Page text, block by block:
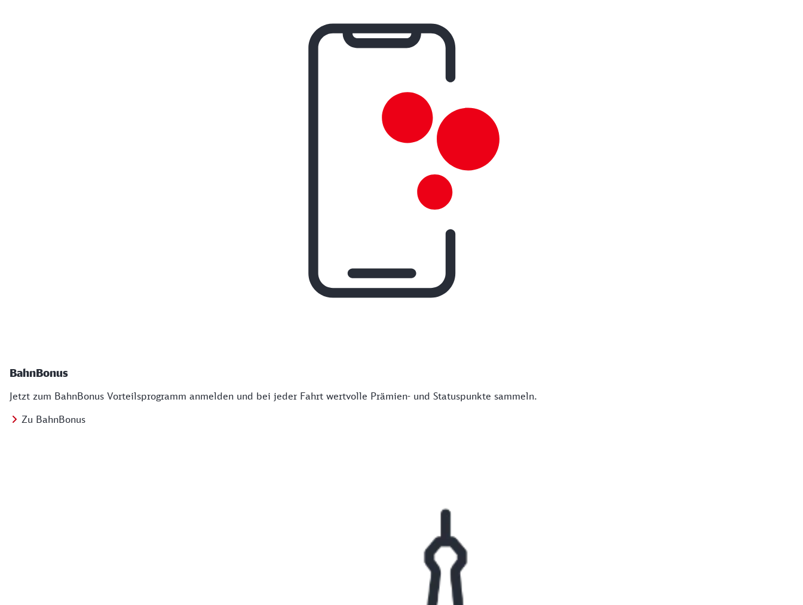
BahnBonus
Jetzt zum BahnBonus Vorteilsprogramm anmelden und bei jeder Fahrt wertvolle Prämien- und Statuspunkte sammeln.
Zu BahnBonus